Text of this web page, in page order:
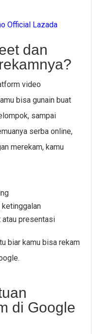
Official Lazada
dan
video
bisa gunain buat
sampai
serba online,
merekam, kamu
ketinggalan
atau presentasi
biar kamu bisa rekam
di Google